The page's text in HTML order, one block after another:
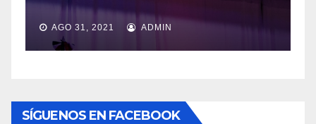
31, 2021 ADMIN
SÍGUENOS EN FACEBOOK